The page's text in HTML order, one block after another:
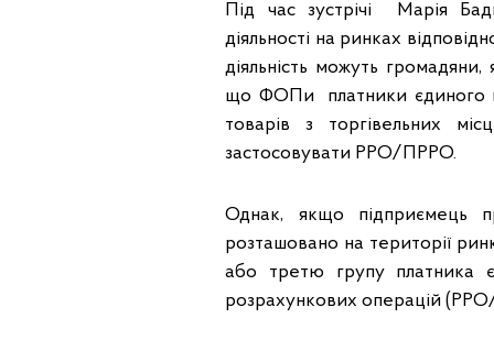
Під час зустрічі Марія
діяльності на ринках
діяльність можуть громадяни,
що ФОПи платники єдиного
товарів з торгівельних
застосовувати РРО/ПРРО.
Однак, якщо підприємець
розташовано на території
або третю групу платника
розрахункових операцій